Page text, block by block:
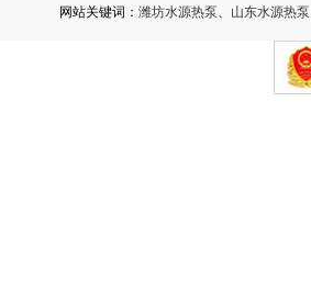
网站关键词： 潍坊水源热泵、 山东水源热泵